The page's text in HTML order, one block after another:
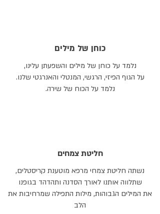
כוחן של מילים
נלמד על כוחן של מילים והשפעתן עלינו,
​על הגוף הפיזי, הרגשי, המנטלי והאנרגטי שלנו.
נלמד על הכוח של שירה.
חליטת צמחים
נשתה חליטת צמחי מרפא מוטענת קריסטלים,
שתלווה אותנו לאורך הסדנה ותהדהד בגופנו
את המילים הגבוהות, מילות התפילה שמרחיבות את
הלב